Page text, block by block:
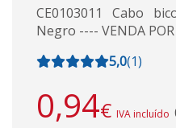
CE0103011 Cabo
Negro ---- VENDA
5,0(1)
0,94€ IVA incluído